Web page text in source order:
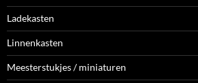
Ladekasten
Linnenkasten
Meesterstukjes / miniaturen